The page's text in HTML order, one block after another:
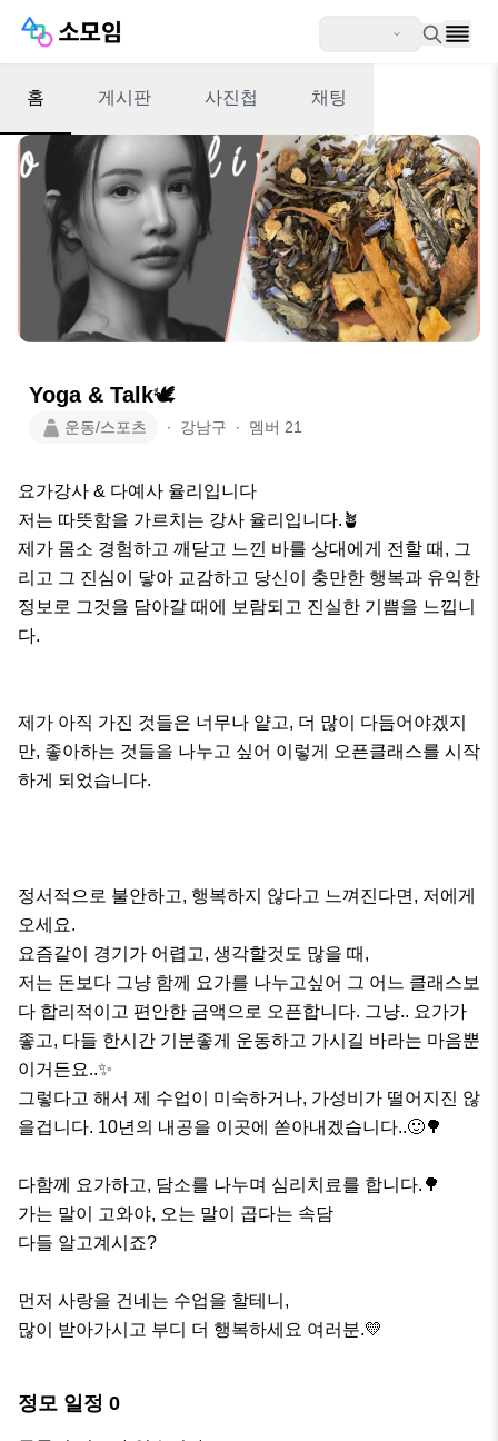
홈 게시판 사진첩 채팅
Yoga & Talk🕊️
운동/스포츠 ∙ 강남구 ∙ 멤버 21
요가강사 & 다예사 율리입니다
저는 따뜻함을 가르치는 강사 율리입니다.🪴
제가 몸소 경험하고 깨닫고 느낀 바를 상대에게 전할 때, 그
리고 그 진심이 닿아 교감하고 당신이 충만한 행복과 유익한
정보로 그것을 담아갈 때에 보람되고 진실한 기쁨을 느낍니
다.
제가 아직 가진 것들은 너무나 얕고, 더 많이 다듬어야겠지
만, 좋아하는 것들을 나누고 싶어 이렇게 오픈클래스를 시작
하게 되었습니다.
정서적으로 불안하고, 행복하지 않다고 느껴진다면, 저에게
오세요.
요즘같이 경기가 어렵고, 생각할것도 많을 때,
저는 돈보다 그냥 함께 요가를 나누고싶어 그 어느 클래스보
다 합리적이고 편안한 금액으로 오픈합니다. 그냥.. 요가가
좋고, 다들 한시간 기분좋게 운동하고 가시길 바라는 마음뿐
이거든요..✨
그렇다고 해서 제 수업이 미숙하거나, 가성비가 떨어지진 않
을겁니다. 10년의 내공을 이곳에 쏟아내겠습니다..🙂🌳
다함께 요가하고, 담소를 나누며 심리치료를 합니다.🌳
가는 말이 고와야, 오는 말이 곱다는 속담
다들 알고계시죠?
먼저 사랑을 건네는 수업을 할테니,
많이 받아가시고 부디 더 행복하세요 여러분.💛
정모 일정 0